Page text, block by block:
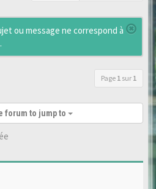
ou message ne correspond à
Page 1 sur 1
forum to jump to